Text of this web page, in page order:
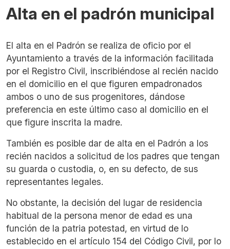
Alta en el padrón municipal
El alta en el Padrón se realiza de oficio por el
Ayuntamiento a través de la información facilitada
por el Registro Civil, inscribiéndose al recién nacido
en el domicilio en el que figuren empadronados
ambos o uno de sus progenitores, dándose
preferencia en este último caso al domicilio en el
que figure inscrita la madre.
También es posible dar de alta en el Padrón a los
recién nacidos a solicitud de los padres que tengan
su guarda o custodia, o, en su defecto, de sus
representantes legales.
No obstante, la decisión del lugar de residencia
habitual de la persona menor de edad es una
función de la patria potestad, en virtud de lo
establecido en el artículo 154 del Código Civil, por lo